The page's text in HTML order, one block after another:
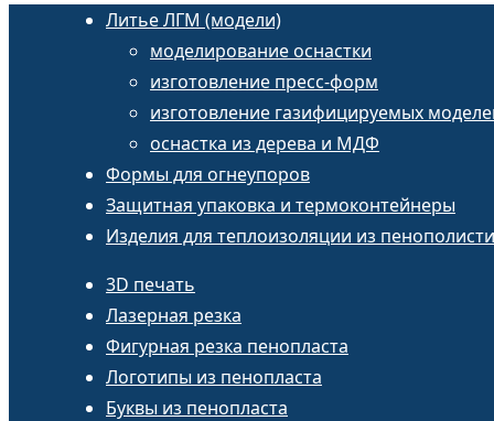
Литье ЛГМ (модели)
моделирование оснастки
изготовление пресс-форм
изготовление газифицируемых
оснастка из дерева и МДФ
Формы для огнеупоров
Защитная упаковка и термоконтейнеры
Изделия для теплоизоляции из
3D печать
Лазерная резка
Фигурная резка пенопласта
Логотипы из пенопласта
Буквы из пенопласта